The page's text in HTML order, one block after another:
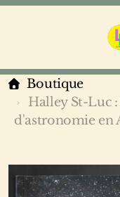
Boutique
Halley St-Luc :
d'astronomie en